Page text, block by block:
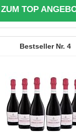
ZUM TOP
4